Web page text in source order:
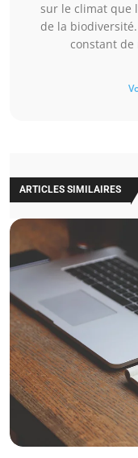
sur le climat que
de la
constant
ARTICLES SIMILAIRES